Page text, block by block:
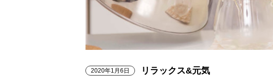
2020年1月6日 リラックス&元気